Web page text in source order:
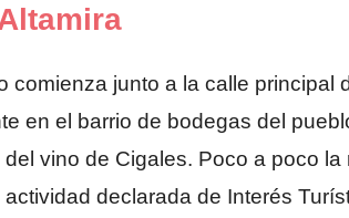
comienza junto a la calle principal
en el barrio de bodegas del
vino de Cigales. Poco a poco
declarada de Interés